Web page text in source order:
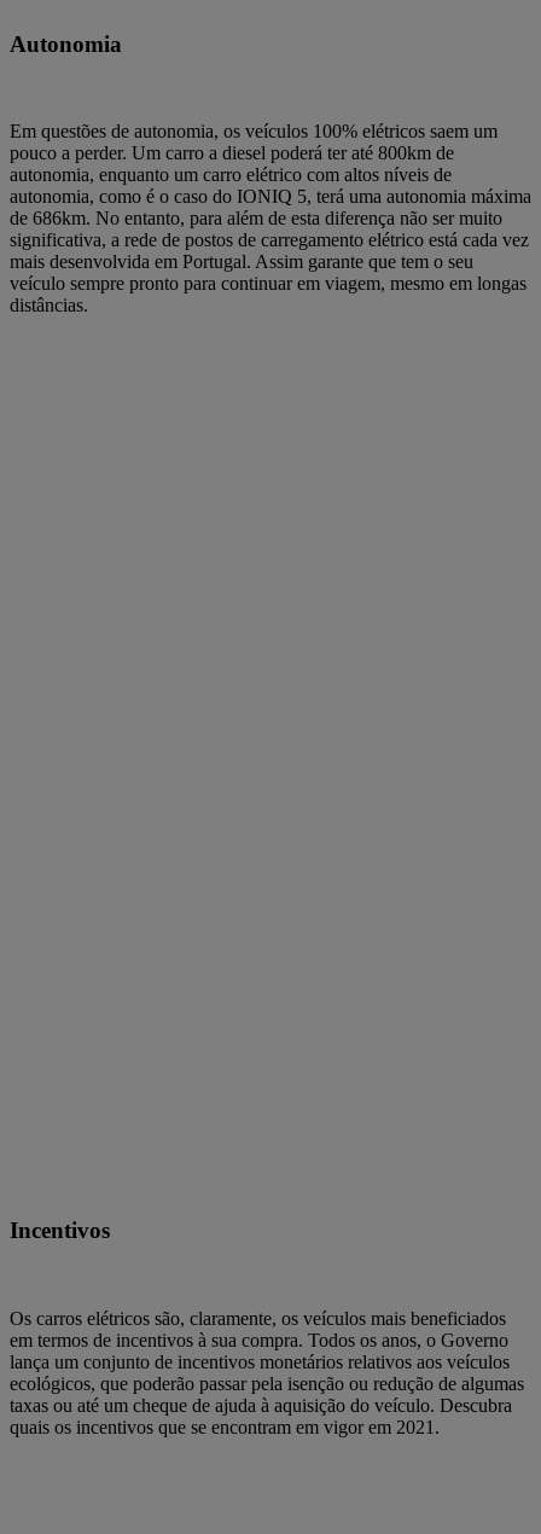
Autonomia
Em questões de autonomia, os veículos 100% elétricos saem um
pouco a perder. Um carro a diesel poderá ter até 800km de
autonomia, enquanto um carro elétrico com altos níveis de
autonomia, como é o caso do IONIQ 5, terá uma autonomia máxima
de 686km. No entanto, para além de esta diferença não ser muito
significativa, a rede de postos de carregamento elétrico está cada vez
mais desenvolvida em Portugal. Assim garante que tem o seu
veículo sempre pronto para continuar em viagem, mesmo em longas
distâncias.
Incentivos
Os carros elétricos são, claramente, os veículos mais beneficiados
em termos de incentivos à sua compra. Todos os anos, o Governo
lança um conjunto de incentivos monetários relativos aos veículos
ecológicos, que poderão passar pela isenção ou redução de algumas
taxas ou até um cheque de ajuda à aquisição do veículo. Descubra
quais os incentivos que se encontram em vigor em 2021.